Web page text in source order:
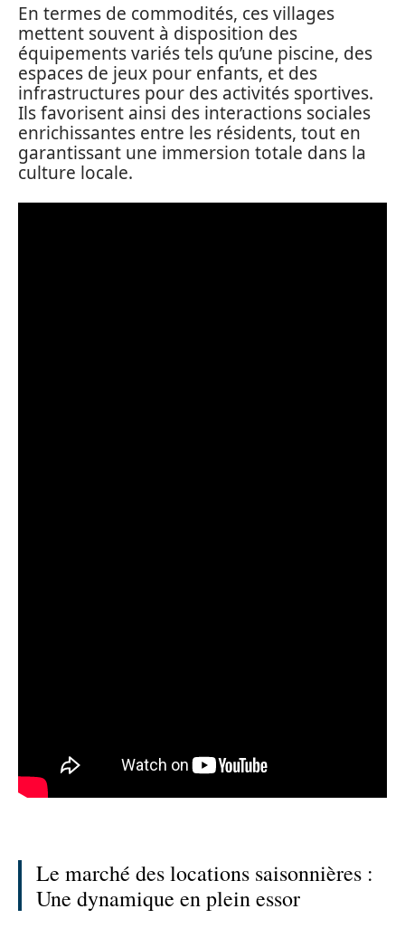
En termes de commodités, ces villages
mettent souvent à disposition des
équipements variés tels qu’une piscine, des
espaces de jeux pour enfants, et des
infrastructures pour des activités sportives.
Ils favorisent ainsi des interactions sociales
enrichissantes entre les résidents, tout en
garantissant une immersion totale dans la
culture locale.
Le marché des locations saisonnières :
Une dynamique en plein essor